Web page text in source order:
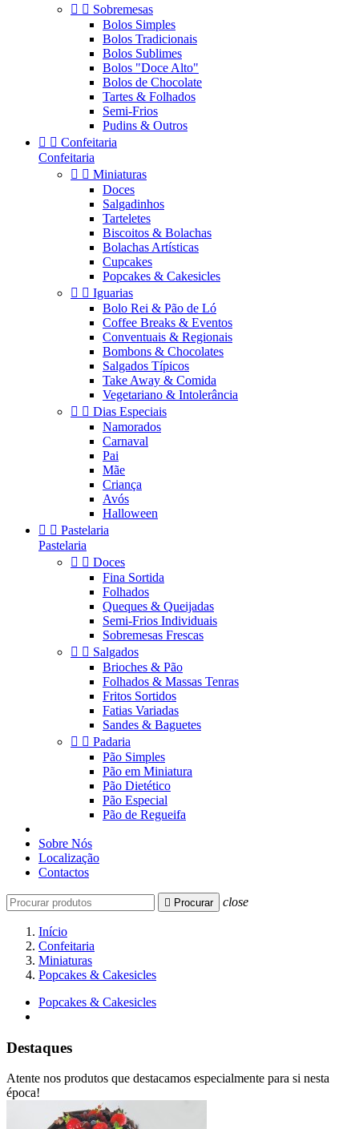
  Sobremesas
Bolos Simples
Bolos Tradicionais
Bolos Sublimes
Bolos "Doce Alto"
Bolos de Chocolate
Tartes & Folhados
Semi-Frios
Pudins & Outros
  Confeitaria
Confeitaria
  Miniaturas
Doces
Salgadinhos
Tarteletes
Biscoitos & Bolachas
Bolachas Artísticas
Cupcakes
Popcakes & Cakesicles
  Iguarias
Bolo Rei & Pão de Ló
Coffee Breaks & Eventos
Conventuais & Regionais
Bombons & Chocolates
Salgados Típicos
Take Away & Comida
Vegetariano & Intolerância
  Dias Especiais
Namorados
Carnaval
Pai
Mãe
Criança
Avós
Halloween
  Pastelaria
Pastelaria
  Doces
Fina Sortida
Folhados
Queques & Queijadas
Semi-Frios Individuais
Sobremesas Frescas
  Salgados
Brioches & Pão
Folhados & Massas Tenras
Fritos Sortidos
Fatias Variadas
Sandes & Baguetes
  Padaria
Pão Simples
Pão em Miniatura
Pão Dietético
Pão Especial
Pão de Regueifa
Sobre Nós
Localização
Contactos
 Procurar close
Início
Confeitaria
Miniaturas
Popcakes & Cakesicles
Popcakes & Cakesicles
Destaques
Atente nos produtos que destacamos especialmente para si nesta
época!